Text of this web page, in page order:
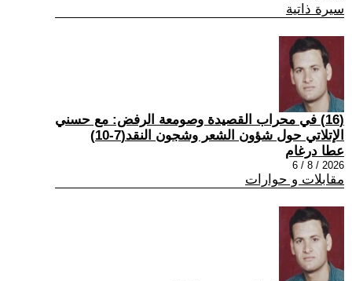
سيرة ذاتية
(16) في محراب القصيدة وصومعة الرفض: مع حسني
الإتلاتي حول شؤون الشعر وشجون النقد(7-10)
عطا درغام
2026 / 8 / 6
مقابلات و حوارات